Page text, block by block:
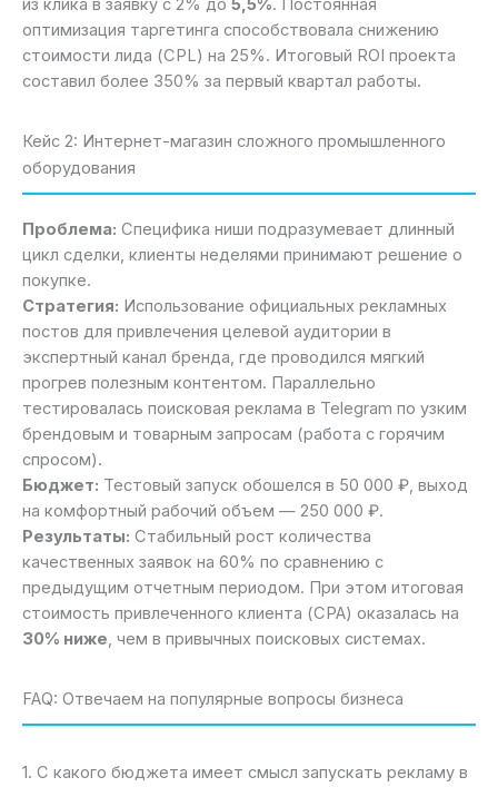
оптимизация таргетинга способствовала снижению
стоимости лида (CPL) на 25%. Итоговый ROI проекта
составил более 350% за первый квартал работы.
Кейс 2: Интернет-магазин сложного промышленного
оборудования
Проблема: Специфика ниши подразумевает длинный
цикл сделки, клиенты неделями принимают решение о
покупке.
Стратегия: Использование официальных рекламных
постов для привлечения целевой аудитории в
экспертный канал бренда, где проводился мягкий
прогрев полезным контентом. Параллельно
тестировалась поисковая реклама в Telegram по узким
брендовым и товарным запросам (работа с горячим
спросом).
Бюджет: Тестовый запуск обошелся в 50 000 ₽, выход
на комфортный рабочий объем — 250 000 ₽.
Результаты: Стабильный рост количества
качественных заявок на 60% по сравнению с
предыдущим отчетным периодом. При этом итоговая
стоимость привлеченного клиента (CPA) оказалась на
30% ниже , чем в привычных поисковых системах.
FAQ: Отвечаем на популярные вопросы бизнеса
1. С какого бюджета имеет смысл запускать рекламу в